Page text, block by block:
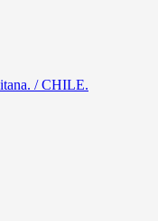
/ CHILE.